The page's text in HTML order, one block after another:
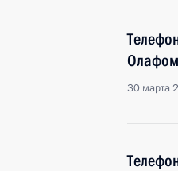
30 марта